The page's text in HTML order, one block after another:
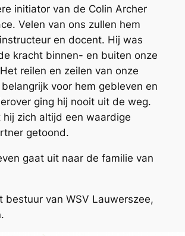
initiator van de Colin Archer
Velen van ons zullen hem
en docent. Hij was
kracht binnen- en buiten onze
reilen en zeilen van onze
voor hem gebleven en
ging hij nooit uit de weg.
hij zich altijd een waardige
getoond.
gaat uit naar de familie van
bestuur van WSV Lauwerszee,